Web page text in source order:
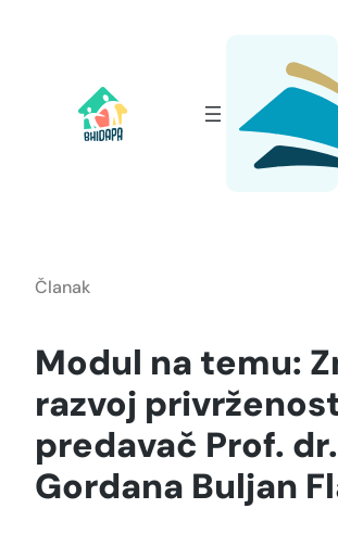
Članak
Modul na temu:
razvoj
predavač Prof.
Gordana Buljan